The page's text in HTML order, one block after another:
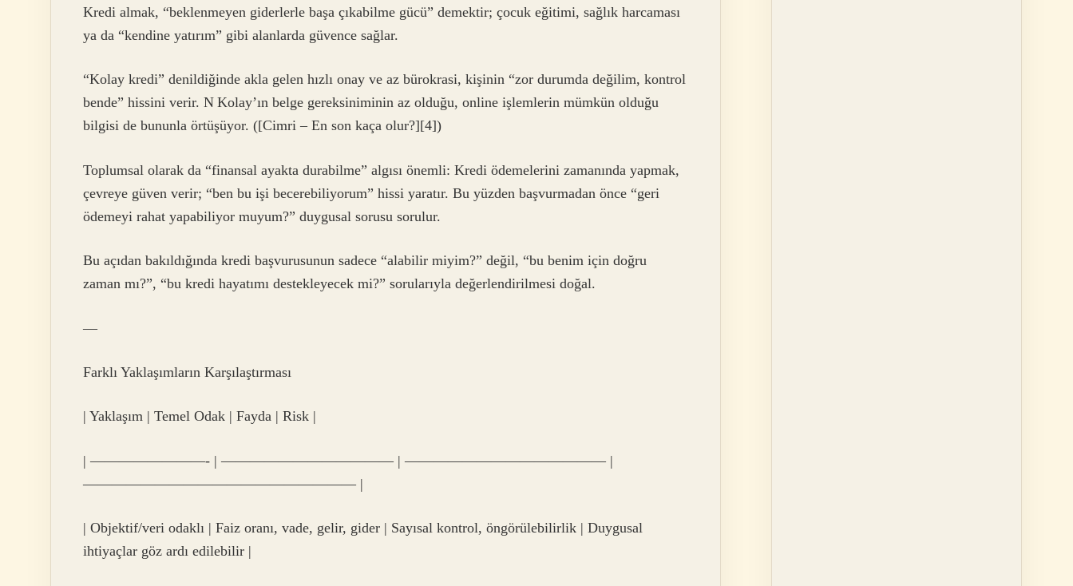
Kredi almak, “beklenmeyen giderlerle başa çıkabilme gücü” demektir; çocuk eğitimi, sağlık harcaması
ya da “kendine yatırım” gibi alanlarda güvence sağlar.
“Kolay kredi” denildiğinde akla gelen hızlı onay ve az bürokrasi, kişinin “zor durumda değilim, kontrol
bende” hissini verir. N Kolay’ın belge gereksiniminin az olduğu, online işlemlerin mümkün olduğu
bilgisi de bununla örtüşüyor. ([Cimri – En son kaça olur?][4])
Toplumsal olarak da “finansal ayakta durabilme” algısı önemli: Kredi ödemelerini zamanında yapmak,
çevreye güven verir; “ben bu işi becerebiliyorum” hissi yaratır. Bu yüzden başvurmadan önce “geri
ödemeyi rahat yapabiliyor muyum?” duygusal sorusu sorulur.
Bu açıdan bakıldığında kredi başvurusunun sadece “alabilir miyim?” değil, “bu benim için doğru
zaman mı?”, “bu kredi hayatımı destekleyecek mi?” sorularıyla değerlendirilmesi doğal.
—
Farklı Yaklaşımların Karşılaştırması
| Yaklaşım | Temel Odak | Fayda | Risk |
| ————————- | ———————————— | —————————————— |
——————————————————— |
| Objektif/veri odaklı | Faiz oranı, vade, gelir, gider | Sayısal kontrol, öngörülebilirlik | Duygusal
ihtiyaçlar göz ardı edilebilir |